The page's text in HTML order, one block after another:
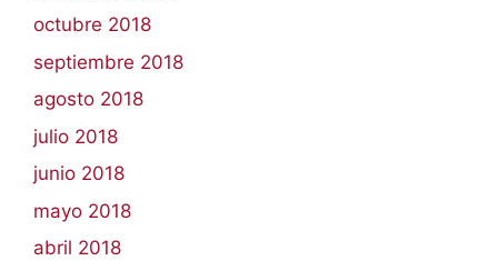
octubre 2018
septiembre 2018
agosto 2018
julio 2018
junio 2018
mayo 2018
abril 2018